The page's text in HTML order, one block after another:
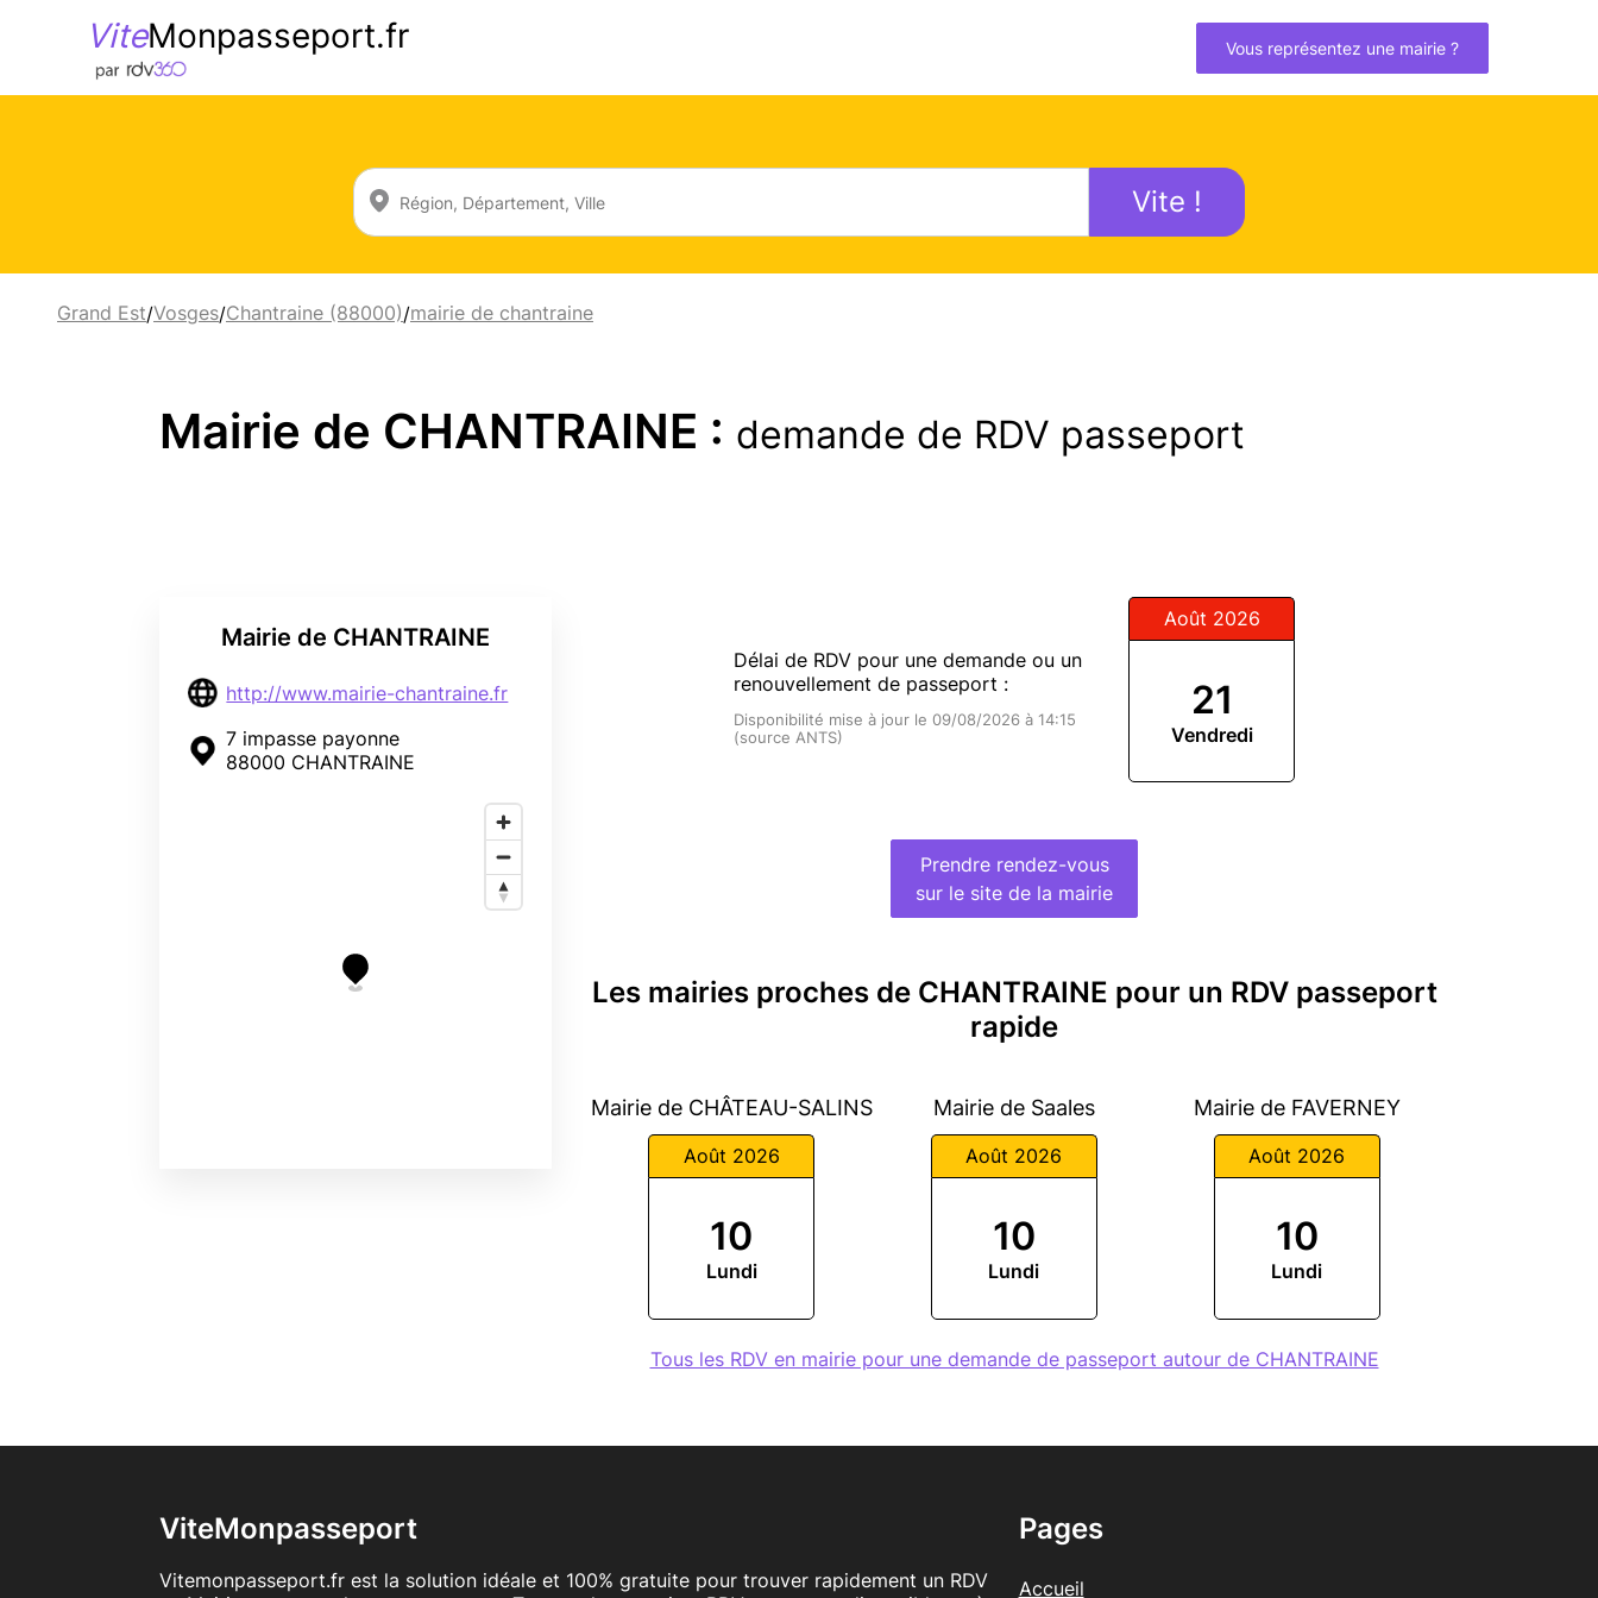
ViteMonpasseport.fr Vous représentez une mairie ?
Vite !
Grand Est/Vosges/Chantraine (88000)/mairie de chantraine
Mairie de CHANTRAINE : demande de RDV passeport
Mairie de CHANTRAINE
http://www.mairie-chantraine.fr
7 impasse payonne
88000 CHANTRAINE
Délai de RDV pour une demande ou un
renouvellement de passeport :
Disponibilité mise à jour le 09/08/2026 à 14:15
(source ANTS)
Août 2026
21
Vendredi
Prendre rendez-vous
sur le site de la mairie
Les mairies proches de CHANTRAINE pour un RDV passeport
rapide
Mairie de CHÂTEAU-SALINS
Août 2026
10
Lundi
Mairie de Saales
Août 2026
10
Lundi
Mairie de FAVERNEY
Août 2026
10
Lundi
Tous les RDV en mairie pour une demande de passeport autour de CHANTRAINE
ViteMonpasseport
Vitemonpasseport.fr est la solution idéale et 100% gratuite pour trouver rapidement un RDV
Pages
Accueil